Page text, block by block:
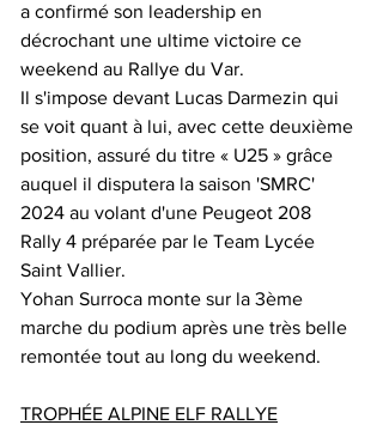
a confirmé son leadership en
décrochant une ultime victoire ce
weekend au Rallye du Var.
Il s'impose devant Lucas Darmezin qui
se voit quant à lui, avec cette deuxième
position, assuré du titre « U25 » grâce
auquel il disputera la saison 'SMRC'
2024 au volant d'une Peugeot 208
Rally 4 préparée par le Team Lycée
Saint Vallier.
Yohan Surroca monte sur la 3ème
marche du podium après une très belle
remontée tout au long du weekend.
TROPHÉE ALPINE ELF RALLYE